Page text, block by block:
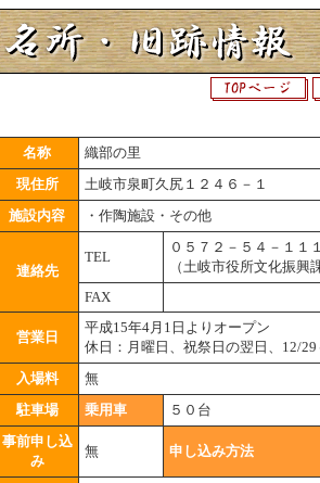
名称
織部の里
現住所
土岐市泉町久尻１２４６－１
施設内容
・作陶施設・その他
連絡先
TEL
０５７２－５４－１１
（土岐市役所文化振興
FAX
営業日
平成15年4月1日よりオープン
休日：月曜日、祝祭日の翌日、12/29
入場料
無
駐車場
乗用車
５０台
事前申し込
み
無 申し込み方法